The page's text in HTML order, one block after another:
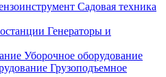
Садовая техника
Генераторы и
Уборочное оборудование
Грузоподъемное